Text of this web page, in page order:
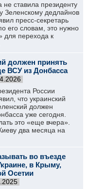
не ставила президенту
Зеленскому дедлайнов
пресс-секретарь
его словам, это нужно
для перехода к
должен принять
ВСУ из Донбасса
России
что украинский
должен
уже сегодня.
это «еще вчера».
два месяца на
во въезде
в Крыму,
Осетии